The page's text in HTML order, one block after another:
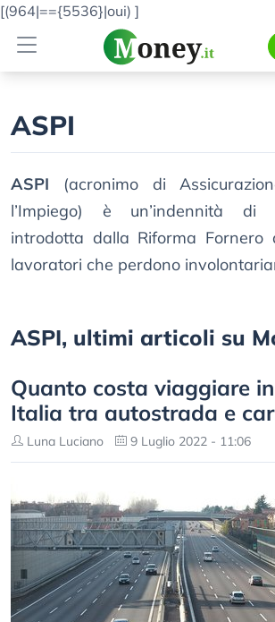
[(964|=={5536}|oui) ]
ASPI
ASPI (acronimo di
l’Impiego) è un’indennità di
introdotta dalla Riforma Fornero
lavoratori che perdono
ASPI, ultimi articoli su
Quanto costa viaggiare
Italia tra autostrada e
Luna Luciano 9 Luglio 2022 - 11:06